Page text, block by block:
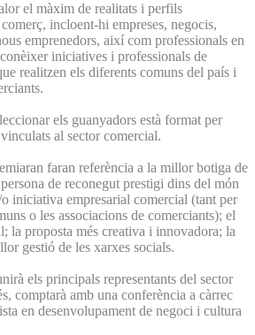
el màxim de realitats i perfils
incloent-hi empreses, negocis,
emprenedors, així com professionals en
iniciatives i professionals de
realitzen els diferents comuns del país i
els guanyadors està format per
al sector comercial.
faran referència a la millor botiga de
de reconegut prestigi dins del món
iniciativa empresarial comercial (tant per
o les associacions de comerciants); el
la proposta més creativa i innovadora; la
gestió de les xarxes socials.
els principals representants del sector
comptarà amb una conferència a càrrec
en desenvolupament de negoci i cultura